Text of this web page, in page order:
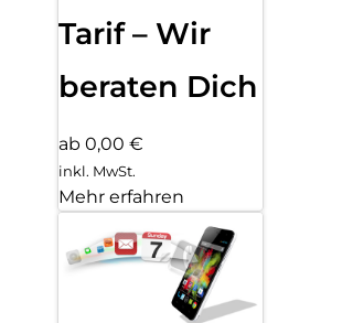
Tarif – Wir
beraten Dich
ab 0,00 €
inkl. MwSt.
Mehr erfahren